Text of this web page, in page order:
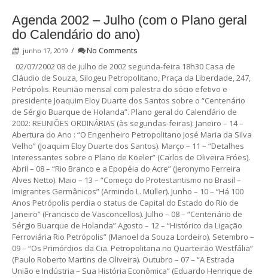
Agenda 2002 – Julho (com o Plano geral
do Calendário do ano)
junho 17, 2019 /
No Comments
02/07/2002 08 de julho de 2002 segunda-feira 18h30 Casa de
Cláudio de Souza, Silogeu Petropolitano, Praça da Liberdade, 247,
Petrópolis. Reunião mensal com palestra do sócio efetivo e
presidente Joaquim Eloy Duarte dos Santos sobre o “Centenário
de Sérgio Buarque de Holanda”. Plano geral do Calendário de
2002: REUNIÕES ORDINÁRIAS (às segundas-feiras): Janeiro – 14 –
Abertura do Ano : “O Engenheiro Petropolitano José Maria da Silva
Velho” (Joaquim Eloy Duarte dos Santos). Março – 11 – “Detalhes
Interessantes sobre o Plano de Köeler” (Carlos de Oliveira Fróes).
Abril – 08 – “Rio Branco e a Epopéia do Acre” (Jeronymo Ferreira
Alves Netto). Maio – 13 – “Começo do Protestantismo no Brasil –
Imigrantes Germânicos” (Armindo L. Müller). Junho – 10 – “Há 100
Anos Petrópolis perdia o status de Capital do Estado do Rio de
Janeiro” (Francisco de Vasconcellos). Julho – 08 – “Centenário de
Sérgio Buarque de Holanda” Agosto – 12 – “Histórico da Ligação
Ferroviária Rio Petrópolis” (Manoel da Souza Lordeiro). Setembro –
09 – “Os Primórdios da Cia. Petropolitana no Quarteirão Westfália”
(Paulo Roberto Martins de Oliveira). Outubro – 07 – “A Estrada
União e Indústria – Sua História Econômica” (Eduardo Henrique de